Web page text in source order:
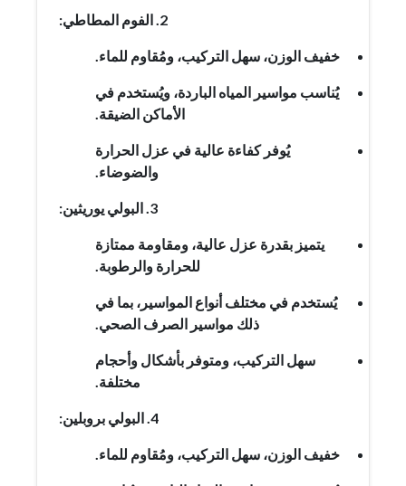
2. الفوم المطاطي:
خفيف الوزن، سهل التركيب، ومُقاوم للماء.
يُناسب مواسير المياه الباردة، ويُستخدم في
الأماكن الضيقة.
يُوفر كفاءة عالية في عزل الحرارة
والضوضاء.
3. البولي يوريثين:
يتميز بقدرة عزل عالية، ومقاومة ممتازة
للحرارة والرطوبة.
يُستخدم في مختلف أنواع المواسير، بما في
ذلك مواسير الصرف الصحي.
سهل التركيب، ومتوفر بأشكال وأحجام
مختلفة.
4. البولي بروبلين:
خفيف الوزن، سهل التركيب، ومُقاوم للماء.